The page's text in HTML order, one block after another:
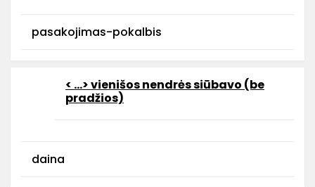
pasakojimas-pokalbis
< …> vienišos nendrės siūbavo (be
pradžios)
daina